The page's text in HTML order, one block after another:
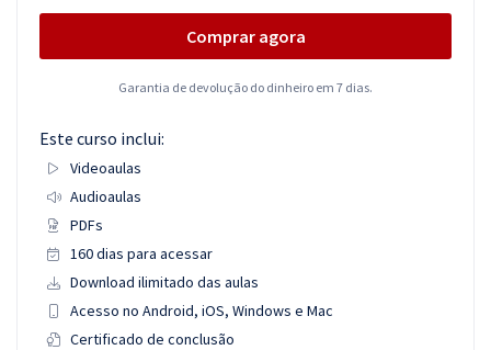
Comprar agora
Garantia de devolução do dinheiro em 7 dias.
Este curso inclui:
Videoaulas
Audioaulas
PDFs
160 dias para acessar
Download ilimitado das aulas
Acesso no Android, iOS, Windows e Mac
Certificado de conclusão